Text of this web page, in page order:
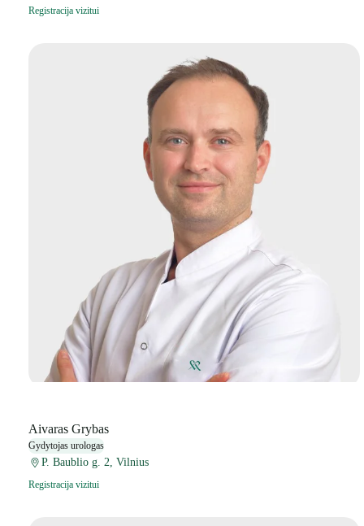
Registracija vizitui
Aivaras Grybas
Gydytojas urologas
P. Baublio g. 2, Vilnius
Registracija vizitui